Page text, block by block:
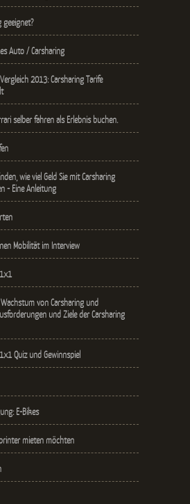
geeignet?
Auto / Carsharing
2013: Carsharing Tarife
selber fahren als Erlebnis buchen.
wie viel Geld Sie mit Carsharing
- Eine Anleitung
Mobilität im Interview
von Carsharing und
und Ziele der Carsharing
Quiz und Gewinnspiel
E-Bikes
mieten möchten